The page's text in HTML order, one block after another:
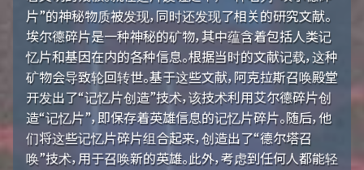
片”的神秘物质被发现，同时还发现了相关的研究文献。
埃尔德碎片是一种神秘的矿物，其中蕴含着包括人类记
忆片和基因在内的各种信息。根据当时的文献记载，这种
矿物会导致轮回转世。基于这些文献，阿克拉斯召唤殿堂
开发出了“记忆片创造”技术，该技术利用艾尔德碎片创
造“记忆片”，即保存着英雄信息的记忆片碎片。随后，他
们将这些记忆片碎片组合起来，创造出了“德尔塔召
唤”技术，用于召唤新的英雄。此外，考虑到任何人都能轻